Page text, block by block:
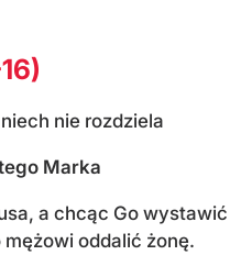
niech nie rozdziela
Marka
a chcąc Go wystawić
oddalić żonę.